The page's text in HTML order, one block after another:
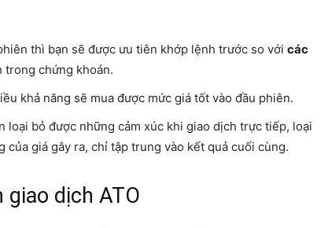
thì bạn sẽ được ưu tiên khớp lệnh trước so với các
trong chứng khoán.
khả năng sẽ mua được mức giá tốt vào đầu phiên.
loại bỏ được những cảm xúc khi giao dịch trực tiếp, loại
của giá gây ra, chỉ tập trung vào kết quả cuối cùng.
dịch ATO